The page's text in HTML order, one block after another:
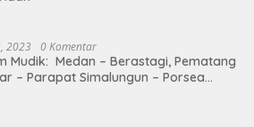
2023 0 Komentar
Mudik: Medan – Berastagi, Pematang
– Parapat Simalungun – Porsea